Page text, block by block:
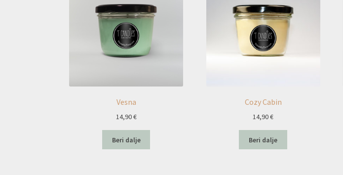
Vesna
14,90€
Beri dalje
Cozy Cabin
14,90€
Beri dalje